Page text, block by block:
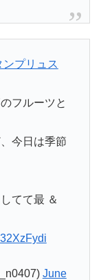
ンプリュス
フルーツと
今日は季節
てて最 ＆
June